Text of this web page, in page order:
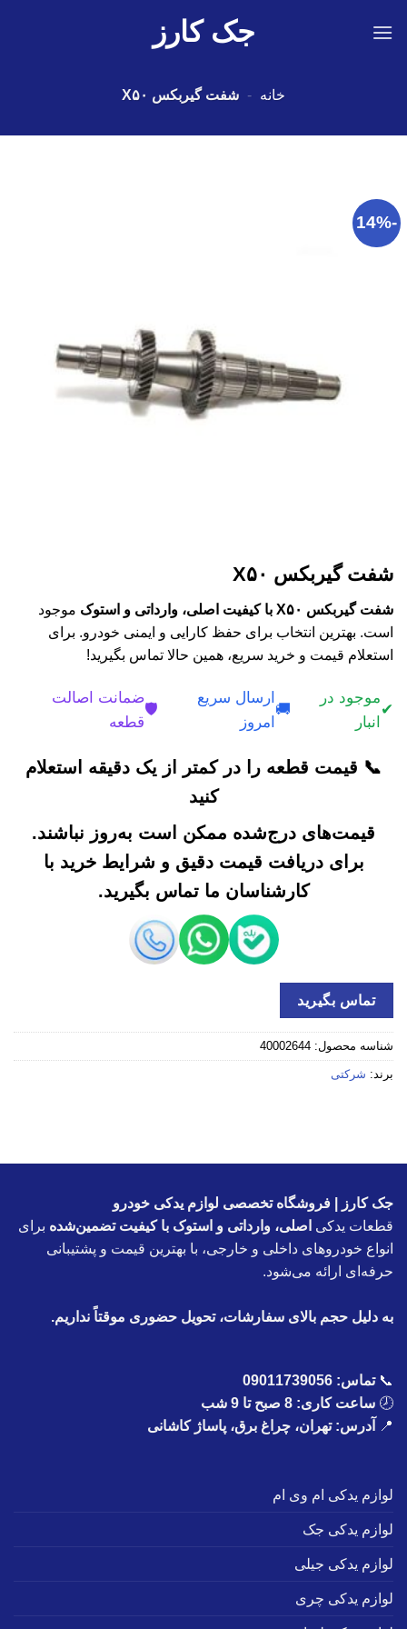
جک کارز
خانه - شفت گیربکس X۵۰
-14%
شفت گیربکس X۵۰
شفت گیربکس X۵۰ با کیفیت اصلی، وارداتی و استوک
موجود
است. بهترین انتخاب برای حفظ کارایی و ایمنی خودرو. برای
استعلام قیمت و خرید سریع، همین حالا تماس بگیرید!
✔
موجود در
انبار
🚚
ارسال سریع
امروز
🛡️
ضمانت اصالت
قطعه
📞 قیمت قطعه را در کمتر از یک دقیقه استعلام
کنید
قیمت‌های درج‌شده ممکن است به‌روز نباشند.
برای دریافت قیمت دقیق و شرایط خرید با
کارشناسان ما تماس بگیرید.
تماس بگیرید
شناسه محصول: 40002644
برند: شرکتی
جک کارز | فروشگاه تخصصی لوازم یدکی خودرو
قطعات یدکی اصلی، وارداتی و استوک با کیفیت تضمین‌شده برای
انواع خودروهای داخلی و خارجی، با بهترین قیمت و پشتیبانی
حرفه‌ای ارائه می‌شود.
به دلیل حجم بالای سفارشات، تحویل حضوری موقتاً نداریم.
📞تماس: 09011739056
🕗 ساعت کاری: 8 صبح تا 9 شب
📍
آدرس: تهران، چراغ برق، پاساژ کاشانی
لوازم یدکی ام وی ام
لوازم یدکی جک
لوازم یدکی جیلی
لوازم یدکی چری